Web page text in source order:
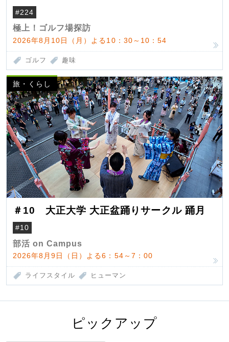
#224
極上！ゴルフ場探訪
2026年8月10日（月）よる10：30～10：54
ゴルフ 趣味
旅・くらし
＃10 大正大学 大正盆踊りサークル 踊月
#10
部活 on Campus
2026年8月9日（日）よる6：54～7：00
ライフスタイル ヒューマン
ピックアップ